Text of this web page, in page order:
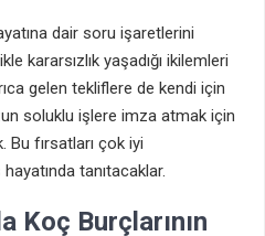
dair soru işaretlerini
kararsızlık yaşadığı ikilemleri
gelen tekliflere de kendi için
soluklu işlere imza atmak için
Bu fırsatları çok iyi
tanıtacaklar.
Koç Burçlarının